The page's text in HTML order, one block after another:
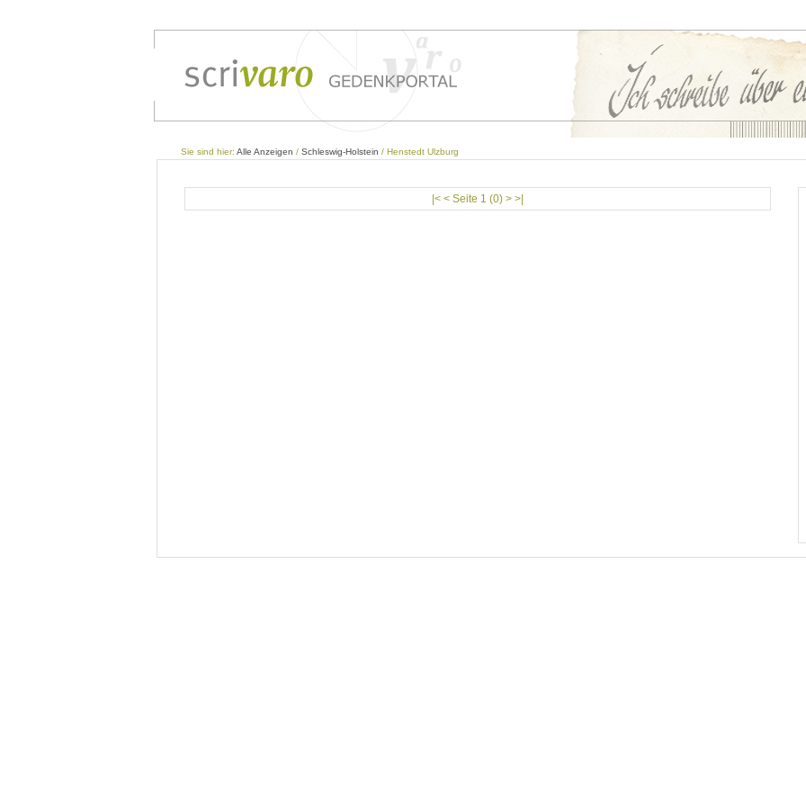
Sie sind hier: Alle Anzeigen / Schleswig-Holstein / Henstedt Ulzburg
|< < Seite 1 (0) > >|